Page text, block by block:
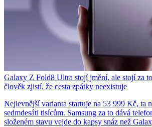
Galaxy Z Fold8 Ultra stojí jmění, ale stojí za
člověk zjistí, že cesta zpátky neexistuje
Nejlevnější varianta startuje na 53 999 Kč, ta
sedmdesáti tisícům. Samsung za to dává
složeném stavu vejde do kapsy snáz než